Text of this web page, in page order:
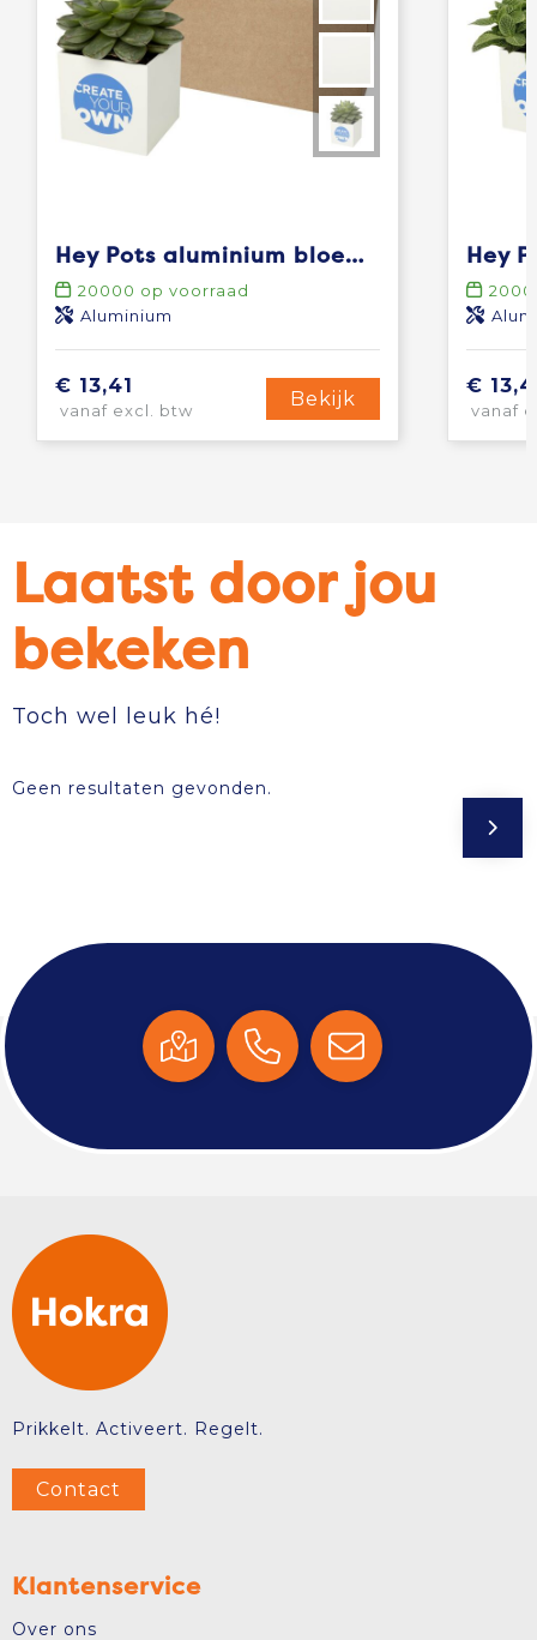
Hey Pots aluminium bloempot, vetplant
20000 op voorraad
Aluminium
€ 13,41
vanaf excl. btw
Bekijk
€
vanaf
Laatst door jou
bekeken
Toch wel leuk hé!
Geen resultaten gevonden.
Prikkelt. Activeert. Regelt.
Contact
Klantenservice
Over ons